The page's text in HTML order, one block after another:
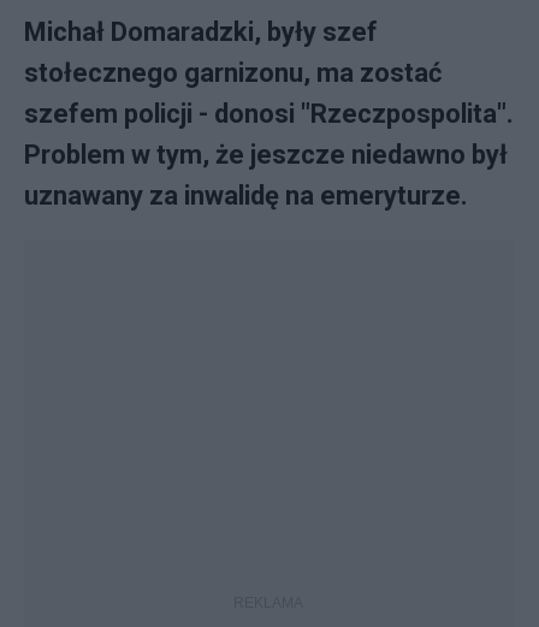
Michał Domaradzki, były szef
stołecznego garnizonu, ma zostać
szefem policji - donosi "Rzeczpospolita".
Problem w tym, że jeszcze niedawno był
uznawany za inwalidę na emeryturze.